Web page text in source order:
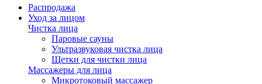
Распродажа
Уход за лицом
Чистка лица
Паровые сауны
Ультразвуковая чистка лица
Щетки для чистки лица
Массажеры для лица
Микротоковый массажер